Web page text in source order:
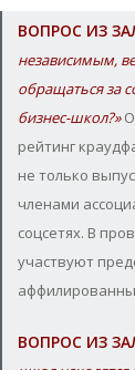
ВОПРОС ИЗ
независимым,
обращаться за
бизнес-школ?»
рейтинг
не только
членами
соцсетях. В
участвуют
ВОПРОС ИЗ